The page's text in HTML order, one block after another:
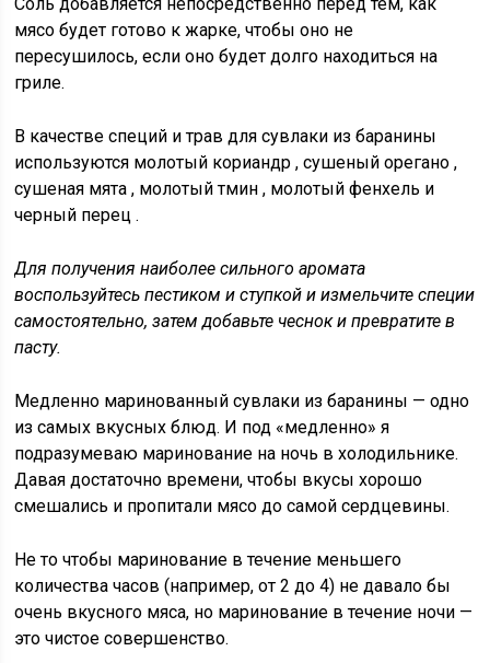
мясо будет готово к жарке, чтобы оно не
пересушилось, если оно будет долго находиться на
гриле.
В качестве специй и трав для сувлаки из баранины
используются молотый кориандр ,сушеный орегано ,
сушеная мята , молотый тмин , молотый фенхель и
черный перец .
Для получения наиболее сильного аромата
воспользуйтесь пестиком и ступкой и измельчите специи
самостоятельно, затем добавьте чеснок и превратите в
пасту.
Медленно маринованный сувлаки из баранины — одно
из самых вкусных блюд. И под «медленно» я
подразумеваю маринование на ночь в холодильнике.
Давая достаточно времени, чтобы вкусы хорошо
смешались и пропитали мясо до самой сердцевины.
Не то чтобы маринование в течение меньшего
количества часов (например, от 2 до 4) не давало бы
очень вкусного мяса, но маринование в течение ночи —
это чистое совершенство.